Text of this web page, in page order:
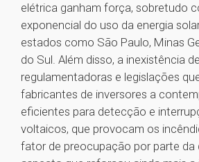
elétrica ganham força, sobretudo
exponencial do uso da energia
estados como São Paulo, Minas
do Sul. Além disso, a inexistência
regulamentadoras e legislações
fabricantes de inversores a
eficientes para detecção e
voltaicos, que provocam os
fator de preocupação por parte da